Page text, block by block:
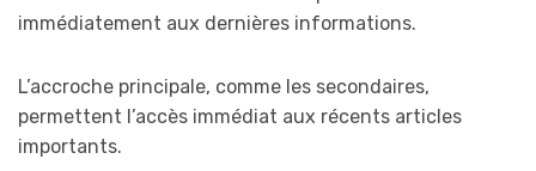
immédiatement aux dernières informations.
L’accroche principale, comme les secondaires,
permettent l’accès immédiat aux récents articles
importants.